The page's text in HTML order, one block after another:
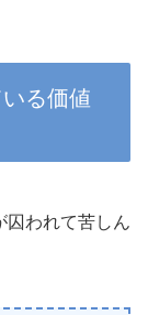
る価値
囚われて苦しん